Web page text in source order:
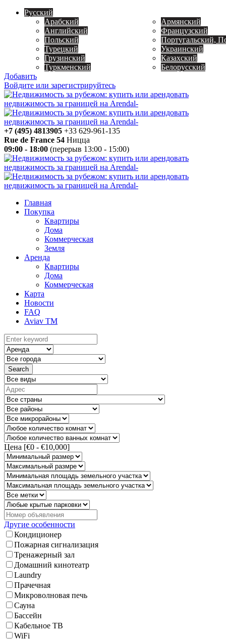
Русский
Арабский
Армянский
Английский
Французский
Польский
Португальский,
Турецкий
Украинский
Грузинский
Казахский
Туркменский
Белорусский
Добавить
Войдите или зарегистрируйтесь
+7 (495) 4813905 +33 629-961-135
Rue de France 54 Ницца
09:00 - 18:00 (перерыв 13:00 - 15:00)
Главная
Покупка
Квартиры
Дома
Коммерческая
Земля
Аренда
Квартиры
Дома
Коммерческая
Карта
Новости
FAQ
Aviav TM
Search
Цена [€0 - €10,000]
Другие особенности
Кондиционер
Пожарная сигнализация
Тренажерный зал
Домашний кинотеатр
Laundry
Прачечная
Микроволновая печь
Сауна
Бассейн
Кабельное ТВ
WiFi